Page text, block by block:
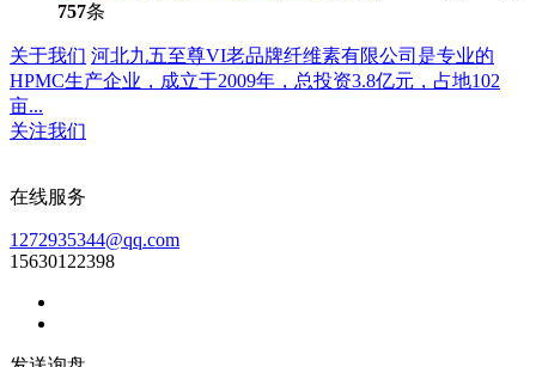
757条
关于我们 河北九五至尊VI老品牌纤维素有限公司是专业的
HPMC生产企业，成立于2009年，总投资3.8亿元，占地102
亩...
关注我们
在线服务
1272935344@qq.com
15630122398